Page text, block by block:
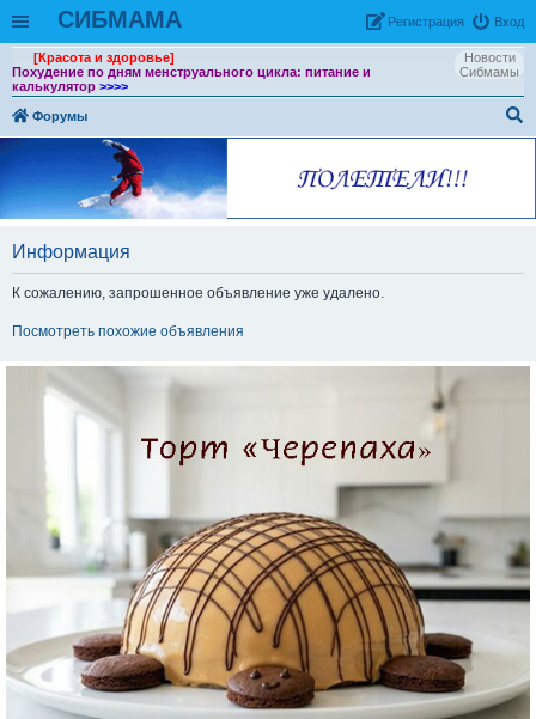
СИБМАМА Вход
Рeгиcтpaция
Новости
Сибмамы
[Красота и здоровье]
Похудение по дням менструального цикла: питание и
калькулятор >>>>
Форумы
Информация
К сожалению, запрошенное объявление уже удалено.
Посмотреть похожие объявления